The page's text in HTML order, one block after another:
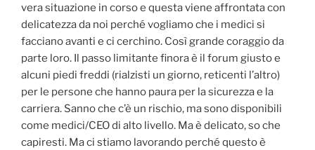
vera situazione in corso e questa viene affrontata con
delicatezza da noi perché vogliamo che i medici si
facciano avanti e ci cerchino. Così grande coraggio da
parte loro. Il passo limitante finora è il forum giusto e
alcuni piedi freddi (rialzisti un giorno, reticenti l’altro)
per le persone che hanno paura per la sicurezza e la
carriera. Sanno che c’è un rischio, ma sono disponibili
come medici/CEO di alto livello. Ma è delicato, so che
capiresti. Ma ci stiamo lavorando perché questo è